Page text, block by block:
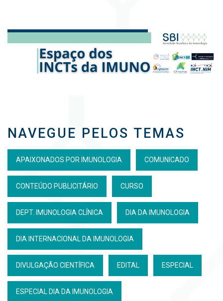
NAVEGUE PELOS TEMAS
APAIXONADOS POR IMUNOLOGIA COMUNICADO
CONTEÚDO PUBLICITÁRIO CURSO
DEPT. IMUNOLOGIA CLÍNICA DIA DA IMUNOLOGIA
DIA INTERNACIONAL DA IMUNOLOGIA
DIVULGAÇÃO CIENTÍFICA EDITAL ESPECIAL
ESPECIAL DIA DA IMUNOLOGIA